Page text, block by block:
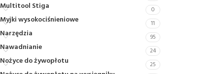
Multitool Stiga 0
Myjki wysokociśnieniowe 11
Narzędzia 95
Nawadnianie 24
Nożyce do żywopłotu 25